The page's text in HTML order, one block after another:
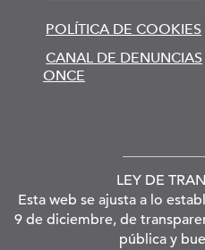
POLÍTICA DE COOKIES
CANAL DE DENUNCIAS
ONCE
LEY DE
Esta web se ajusta a lo
9 de diciembre, de
pública y